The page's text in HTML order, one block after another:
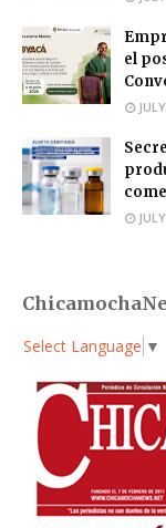
el
Select Language ▼